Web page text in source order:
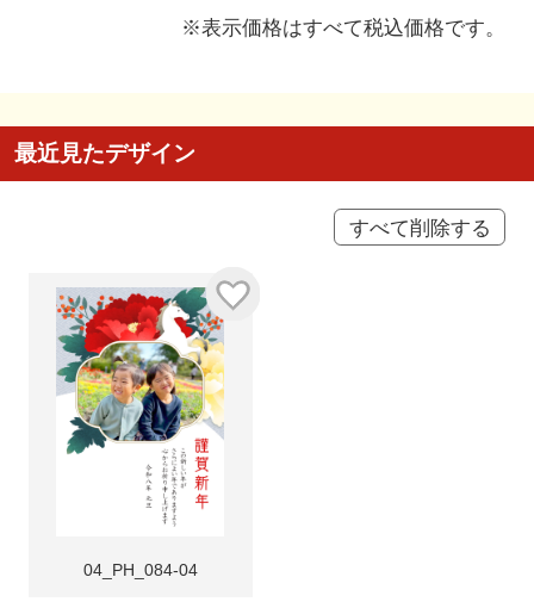
※表示価格はすべて税込価格です。
最近見たデザイン
すべて削除する
04_PH_084-04